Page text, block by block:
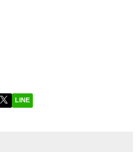
LINE